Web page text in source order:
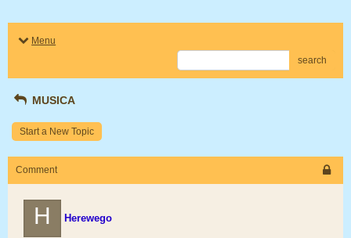
Menu
search
MUSICA
Start a New Topic
Comment
H Herewego